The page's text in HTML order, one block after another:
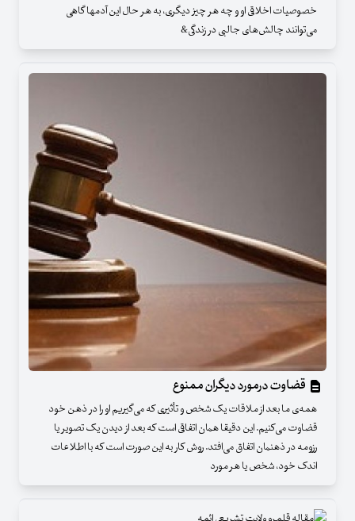
خصوصیات اخلاقی او و چه هر چیز دیگری، به هر حال این آدمها گاهی
می‌توانند چالش‌های جالبی در زندگی&
قضاوت درمورد دیگران ممنوع
همه‌ی ما بعد از ملاقات یک شخص و تأثیری که می‌گیریم او را در ذهن خود
قضاوت می‌کنیم. این دقیقا همان اتفاقی است که بعد از دیدن یک تصویر یا
رزومه در ذهنمان اتفاق می‌افتد. روش کار به این صورت است که با اطلاعات
اندک خود، شخص یا هر مورد